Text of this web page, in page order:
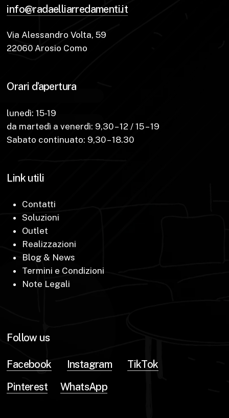
info@radaelliarredamenti.it
Via Alessandro Volta, 59
22060 Arosio Como
Orari d’apertura
lunedì: 15-19
da martedì a venerdì: 9,30 – 12 / 15 – 19
Sabato continuato: 9,30 – 18.30
Link utili
Contatti
Soluzioni
Outlet
Realizzazioni
Blog & News
Termini e Condizioni
Note Legali
Follow us
Facebook Instagram
TikTok
Pinterest
WhatsApp